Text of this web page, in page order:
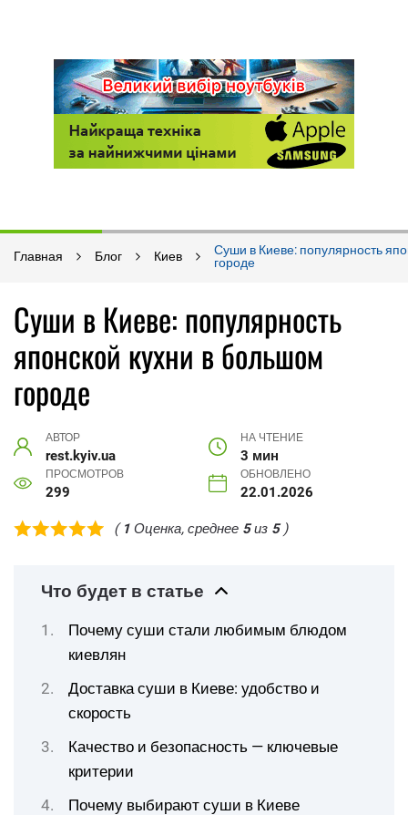
Главная Блог Киев
Суши в Киеве: популярность
городе
Суши в Киеве: популярность
японской кухни в большом
городе
АВТОР
rest.kyiv.ua
НА ЧТЕНИЕ
3 мин
ПРОСМОТРОВ
299
ОБНОВЛЕНО
22.01.2026
( 1 Оценка, среднее 5из 5)
Что будет в статье
Почему суши стали любимым блюдом
киевлян
Доставка суши в Киеве: удобство и
скорость
Качество и безопасность — ключевые
критерии
Почему выбирают суши в Киеве